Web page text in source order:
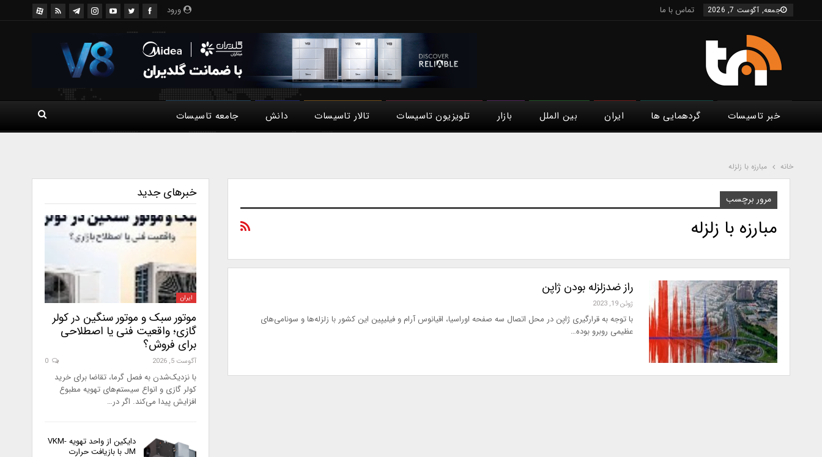
ورود جمعه, آگوست 7, 2026 تماس با ما
خبر تاسیسات گردهمایی ها ایران بین الملل بازار تلویزیون تاسیسات تالار تاسیسات دانش جامعه تاسیسات
خانه مبارزه با زلزله
مرور برچسب
مبارزه با زلزله
راز ضدزلزله بودن ژاپن
ژوئن 19, 2023
با توجه به قرارگیری ژاپن در محل اتصال سه صفحه اوراسیا، اقیانوس آرام و فیلیپین این کشور با زلزله‌ها و سونامی‌های
عظیمی روبرو بوده…
خبرهای جدید
ایران
موتور سبک و موتور سنگین در کولر
گازی؛ واقعیت فنی یا اصطلاحی
برای فروش؟
آگوست 5, 2026
با نزدیک‌شدن به فصل گرما، تقاضا برای خرید
کولر گازی و انواع سیستم‌های تهویه مطبوع
افزایش پیدا می‌کند. اگر در…
دایکین از واحد تهویه VKM-
JM با بازیافت حرارت